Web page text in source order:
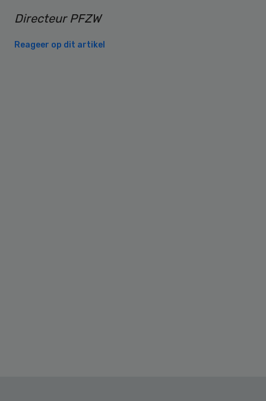
Directeur PFZW
Reageer op dit artikel